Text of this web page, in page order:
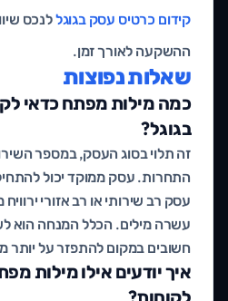
קידום כרטיס עסק בגוגללנכס
ההשקעה לאורך זמן.
שאלות נפוצות
כמה מילות מפתח כדאי
בגוגל?
זה תלוי בסוג העסק, במספר
התחרות. עסק ממוקד יכול
עסק רב שירותי או רב אזורי
עשרה מילים. הכלל המנחה הוא
חשובים במקום להתפזר על יותר
איך יודעים אילו מילות